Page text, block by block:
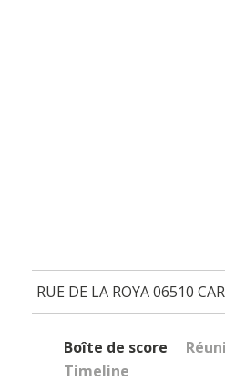
RUE DE LA ROYA 06510
Boîte de score
Timeline